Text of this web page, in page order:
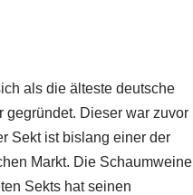
als die älteste deutsche
Dieser war zuvor
Sekt ist bislang einer der
Markt. Die Schaumweine
Sekts hat seinen